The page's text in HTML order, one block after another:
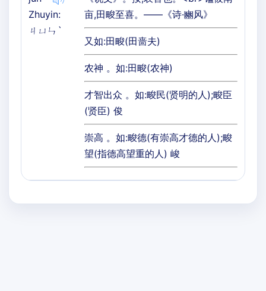
Zhuyin:
ㄐㄩㄣˋ
亩,田畯至喜。——《诗·豳风》
又如:田畯(田啬夫)
农神 。如:田畯(农神)
才智出众 。如:畯民(贤明的人);畯臣
(贤臣) 俊
崇高 。如:畯德(有崇高才德的人);畯
望(指德高望重的人) 峻